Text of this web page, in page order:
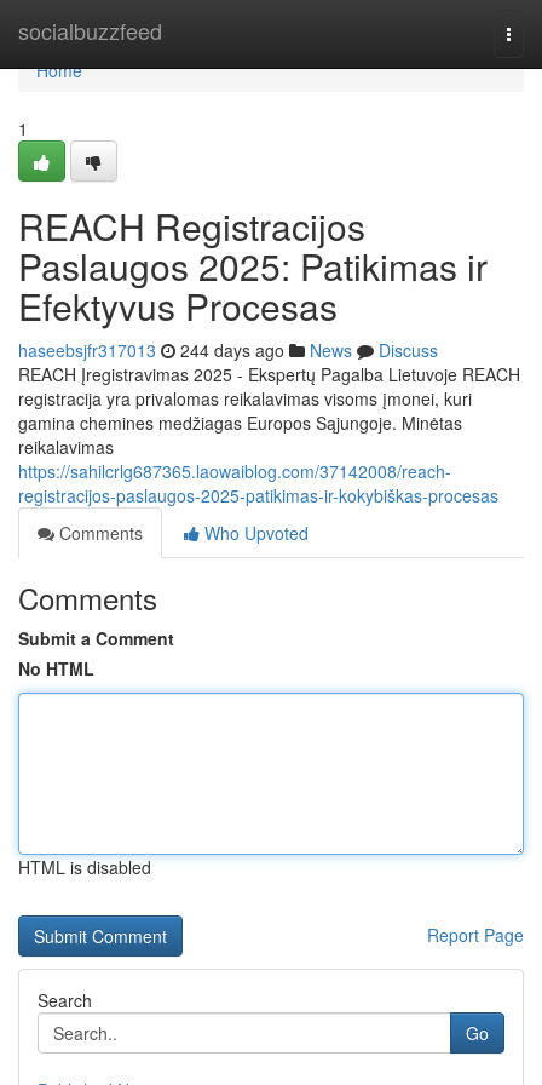
socialbuzzfeed
Home
Home
1
REACH Registracijos
Paslaugos 2025: Patikimas ir
Efektyvus Procesas
haseebsjfr317013 244 days ago News
Discuss
REACH Įregistravimas 2025 - Ekspertų Pagalba Lietuvoje REACH
registracija yra privalomas reikalavimas visoms įmonei, kuri
gamina chemines medžiagas Europos Sąjungoje. Minėtas
reikalavimas
https://sahilcrlg687365.laowaiblog.com/37142008/reach-
registracijos-paslaugos-2025-patikimas-ir-kokybiškas-procesas
Comments
Who Upvoted
Comments
Submit a Comment
No HTML
HTML is disabled
Report Page
Search
Go